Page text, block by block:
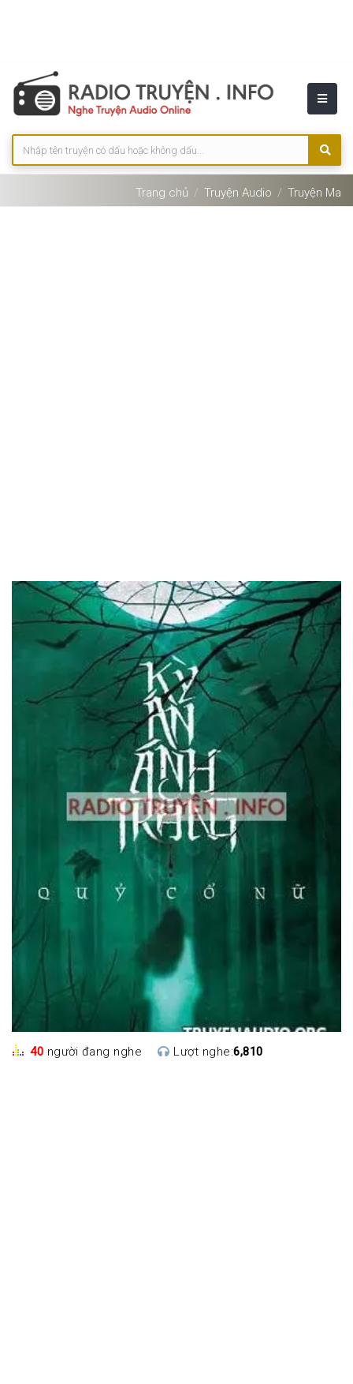
Trang chủ Truyện Audio Truyện Ma
40 người đang nghe Lượt nghe:6,810